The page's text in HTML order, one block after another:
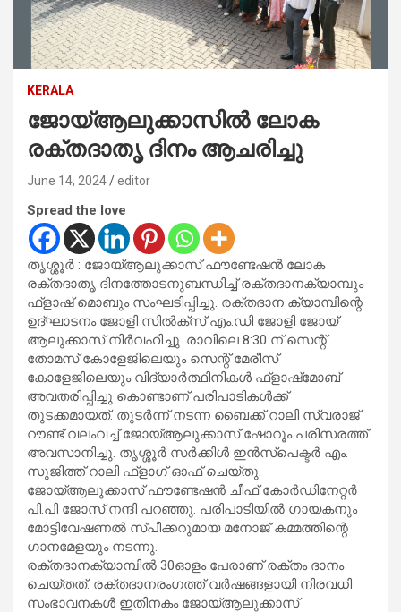
KERALA
ജോയ്ആലുക്കാസില്‍ ലോക
രക്തദാതൃ ദിനം ആചരിച്ചു
June 14, 2024 editor
Spread the love
തൃശ്ശൂര്‍ : ജോയ്ആലുക്കാസ് ഫൗണ്ടേഷന്‍ ലോക
രക്തദാതൃ ദിനത്തോടനുബന്ധിച്ച് രക്തദാനക്യാമ്പും
ഫ്ളാഷ് മൊബും സംഘടിപ്പിച്ചു. രക്തദാന ക്യാമ്പിന്റെ
ഉദ്ഘാടനം ജോളി സില്‍ക്‌സ് എം.ഡി ജോളി ജോയ്
ആലുക്കാസ് നിര്‍വഹിച്ചു. രാവിലെ 8:30 ന് സെന്റ്
തോമസ് കോളേജിലെയും സെന്റ് മേരീസ്
കോളേജിലെയും വിദ്യാര്‍ത്ഥിനികള്‍ ഫ്‌ളാഷ്‌മോബ്
അവതരിപ്പിച്ചു കൊണ്ടാണ് പരിപാടികള്‍ക്ക്
തുടക്കമായത്. തുടര്‍ന്ന് നടന്ന ബൈക്ക് റാലി സ്വരാജ്
റൗണ്ട് വലംവച്ച് ജോയ്ആലുക്കാസ് ഷോറൂം പരിസരത്ത്
അവസാനിച്ചു. തൃശ്ശൂര്‍ സര്‍ക്കിള്‍ ഇന്‍സ്‌പെക്ടര്‍ എം.
സുജിത്ത് റാലി ഫ്‌ളാഗ് ഓഫ് ചെയ്തു.
ജോയ്ആലുക്കാസ് ഫൗണ്ടേഷന്‍ ചീഫ് കോര്‍ഡിനേറ്റര്‍
പി.പി ജോസ് നന്ദി പറഞ്ഞു. പരിപാടിയില്‍ ഗായകനും
മോട്ടിവേഷണല്‍ സ്പീക്കറുമായ മനോജ് കമ്മത്തിന്റെ
ഗാനമേളയും നടന്നു.
രക്തദാനക്യാമ്പില്‍ 30ഓളം പേരാണ് രക്തം ദാനം
ചെയ്തത്. രക്തദാനരംഗത്ത് വര്‍ഷങ്ങളായി നിരവധി
സംഭാവനകള്‍ ഇതിനകം ജോയ്ആലുക്കാസ്